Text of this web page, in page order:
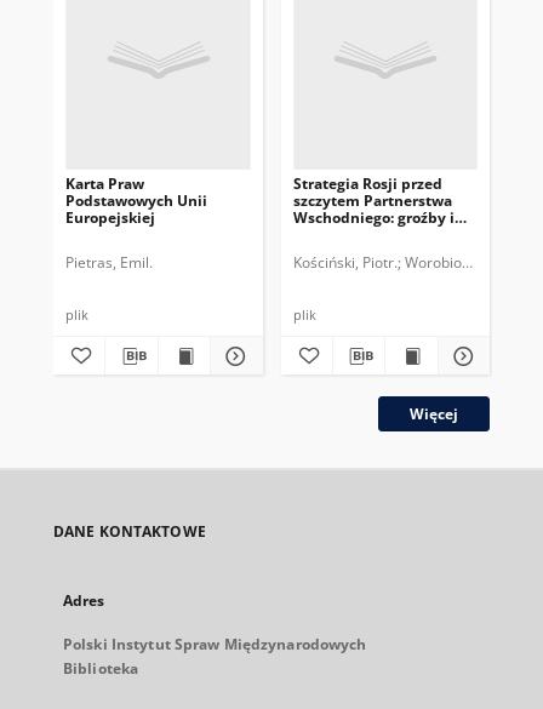
Karta Praw
Podstawowych Unii
Europejskiej
Pietras, Emil.
plik
Strategia Rosji przed
szczytem Partnerstwa
Wschodniego: groźby i
Kościński, Piotr. Worobiow, Jewgen.
plik
Więcej
DANE KONTAKTOWE
Adres
Polski Instytut Spraw Międzynarodowych
Biblioteka